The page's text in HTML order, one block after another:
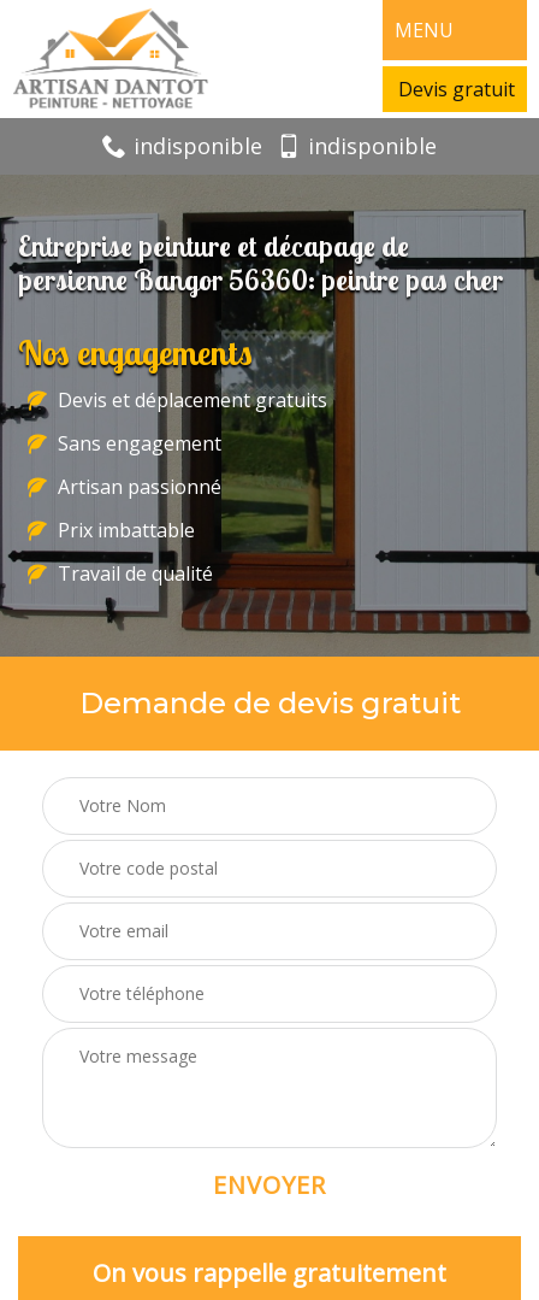
MENU
Devis gratuit
indisponible indisponible
Entreprise peinture et décapage de
persienne Bangor 56360: peintre pas cher
Nos engagements
Devis et déplacement gratuits
Sans engagement
Artisan passionné
Prix imbattable
Travail de qualité
Demande de devis gratuit
On vous rappelle gratuitement